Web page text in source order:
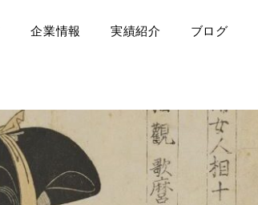
企業情報 実績紹介 ブログ